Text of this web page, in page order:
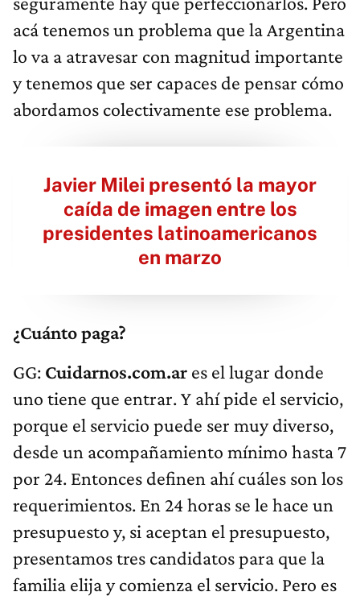
acá tenemos un problema que la Argentina
lo va a atravesar con magnitud importante
y tenemos que ser capaces de pensar cómo
abordamos colectivamente ese problema.
Javier Milei presentó la mayor
caída de imagen entre los
presidentes latinoamericanos
en marzo
¿Cuánto paga?
GG: Cuidarnos.com.ar es el lugar donde
uno tiene que entrar. Y ahí pide el servicio,
porque el servicio puede ser muy diverso,
desde un acompañamiento mínimo hasta 7
por 24. Entonces definen ahí cuáles son los
requerimientos. En 24 horas se le hace un
presupuesto y, si aceptan el presupuesto,
presentamos tres candidatos para que la
familia elija y comienza el servicio. Pero es